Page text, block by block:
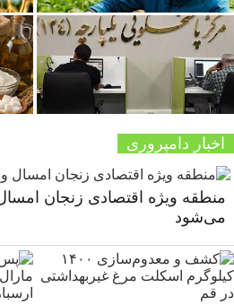
اخبار دامپروری
منطقه ویژه اقتصادی زنجان
می‌شود